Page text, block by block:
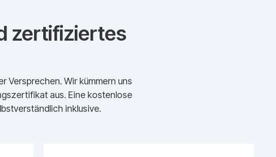
zertifiziertes
Versprechen. Wir kümmern uns
aus. Eine kostenlose
inklusive.